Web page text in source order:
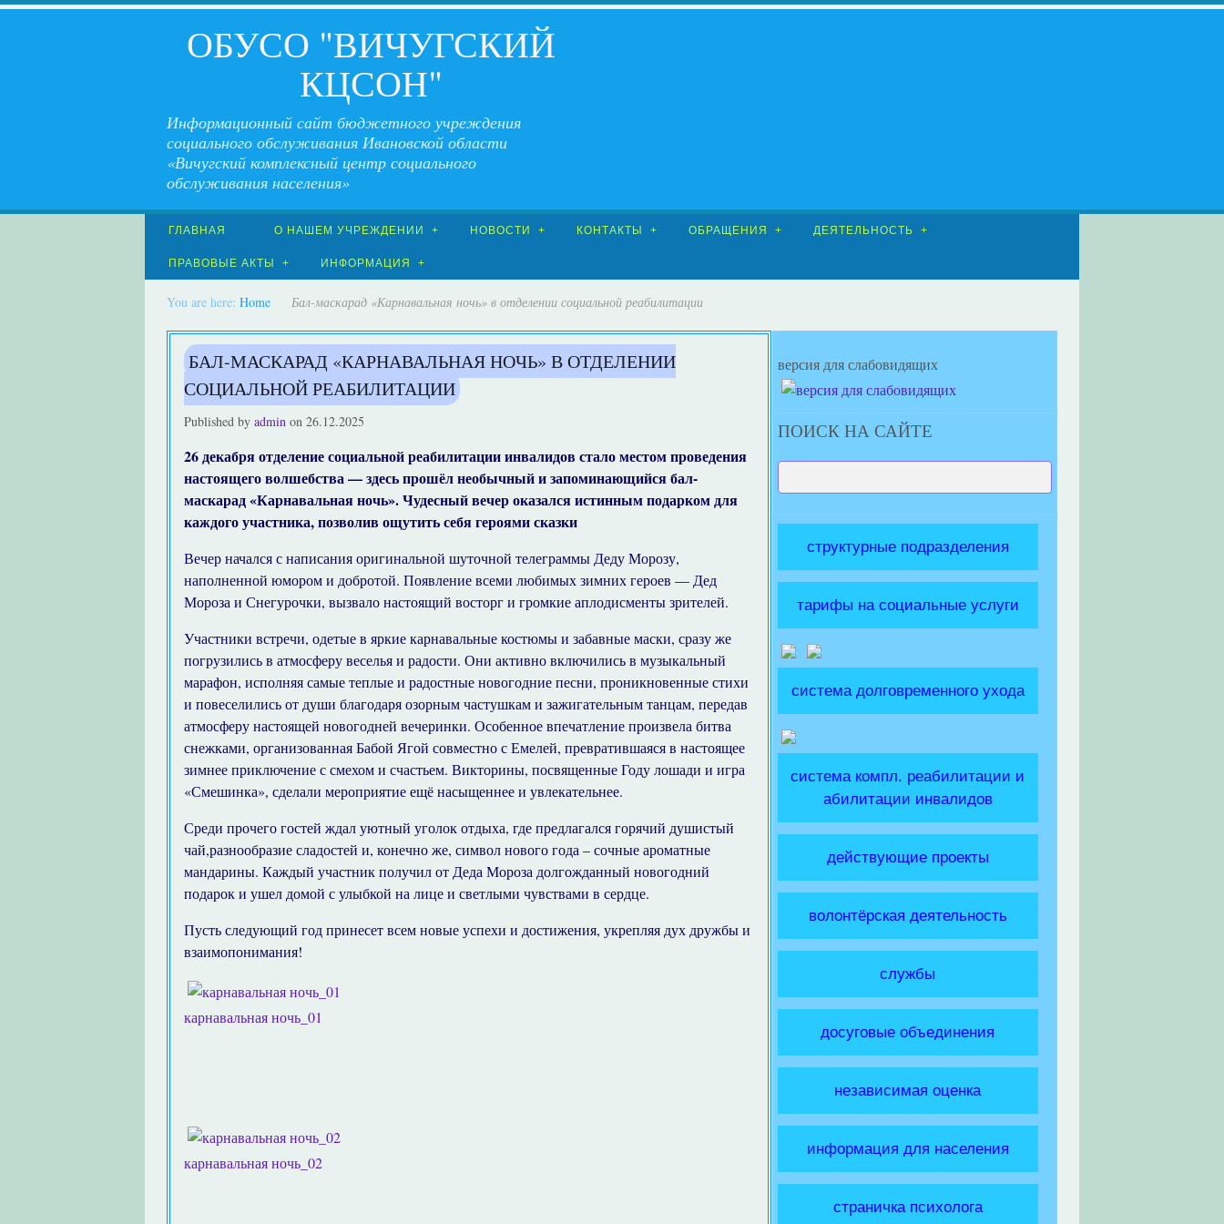
ОБУСО "ВИЧУГСКИЙ
КЦСОН"
Информационный сайт бюджетного учреждения
социального обслуживания Ивановской области
«Вичугский комплексный центр социального
обслуживания населения»
ГЛАВНАЯ О НАШЕМ УЧРЕЖДЕНИИ НОВОСТИ КОНТАКТЫ ОБРАЩЕНИЯ ДЕЯТЕЛЬНОСТЬ
ПРАВОВЫЕ АКТЫ ИНФОРМАЦИЯ
You are here: Home Бал-маскарад «Карнавальная ночь» в отделении социальной реабилитации
БАЛ-МАСКАРАД «КАРНАВАЛЬНАЯ НОЧЬ» В ОТДЕЛЕНИИ
СОЦИАЛЬНОЙ РЕАБИЛИТАЦИИ
Published by admin on 26.12.2025
26 декабря отделение социальной реабилитации инвалидов стало местом проведения
настоящего волшебства — здесь прошёл необычный и запоминающийся бал-
маскарад «Карнавальная ночь». Чудесный вечер оказался истинным подарком для
каждого участника, позволив ощутить себя героями сказки
Вечер начался с написания оригинальной шуточной телеграммы Деду Морозу,
наполненной юмором и добротой. Появление всеми любимых зимних героев — Дед
Мороза и Снегурочки, вызвало настоящий восторг и громкие аплодисменты зрителей.
Участники встречи, одетые в яркие карнавальные костюмы и забавные маски, сразу же
погрузились в атмосферу веселья и радости. Они активно включились в музыкальный
марафон, исполняя самые теплые и радостные новогодние песни, проникновенные стихи
и повеселились от души благодаря озорным частушкам и зажигательным танцам, передав
атмосферу настоящей новогодней вечеринки. Особенное впечатление произвела битва
снежками, организованная Бабой Ягой совместно с Емелей, превратившаяся в настоящее
зимнее приключение с смехом и счастьем. Викторины, посвященные Году лошади и игра
«Смешинка», сделали мероприятие ещё насыщеннее и увлекательнее.
Среди прочего гостей ждал уютный уголок отдыха, где предлагался горячий душистый
чай,разнообразие сладостей и, конечно же, символ нового года – сочные ароматные
мандарины. Каждый участник получил от Деда Мороза долгожданный новогодний
подарок и ушел домой с улыбкой на лице и светлыми чувствами в сердце.
Пусть следующий год принесет всем новые успехи и достижения, укрепляя дух дружбы и
взаимопонимания!
карнавальная ночь_01
карнавальная ночь_02
версия для слабовидящих
ПОИСК НА САЙТЕ
структурные подразделения
тарифы на социальные услуги
система долговременного ухода
система компл. реабилитации и
абилитации инвалидов
действующие проекты
волонтёрская деятельность
службы
досуговые объединения
независимая оценка
информация для населения
страничка психолога